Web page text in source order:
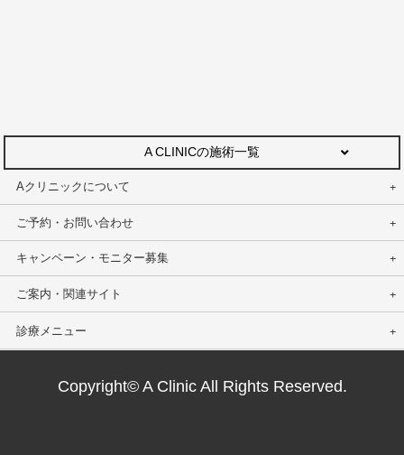
A CLINICの施術一覧
Aクリニックについて
ご予約・お問い合わせ
キャンペーン・モニター募集
ご案内・関連サイト
診療メニュー
Copyright© A Clinic All Rights Reserved.